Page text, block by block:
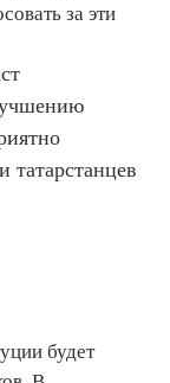
за эти
татарстанцев
будет